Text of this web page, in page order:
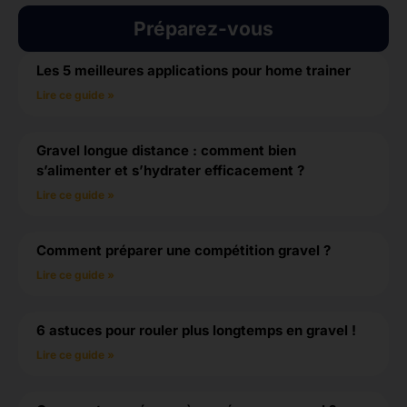
Préparez-vous
Les 5 meilleures applications pour home trainer
Lire ce guide »
Gravel longue distance : comment bien
s’alimenter et s’hydrater efficacement ?
Lire ce guide »
Comment préparer une compétition gravel ?
Lire ce guide »
6 astuces pour rouler plus longtemps en gravel !
Lire ce guide »